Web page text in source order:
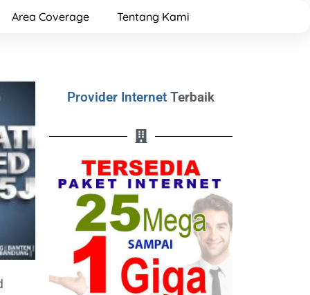
Area Coverage Tentang Kami
Provider Internet Terbaik